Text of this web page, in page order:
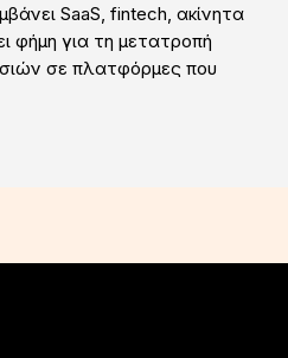
SaaS, fintech, ακίνητα
φήμη για τη μετατροπή
σε πλατφόρμες που